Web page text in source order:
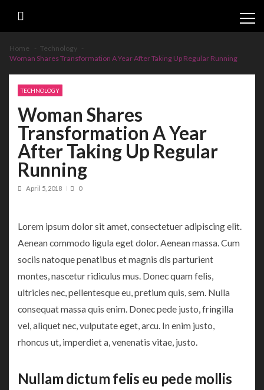
Home
Technology
Woman Shares Transformation A Year After Taking Up Regular Running
TECHNOLOGY
Woman Shares
Transformation A Year
After Taking Up Regular
Running
April 5, 2018 0
Lorem ipsum dolor sit amet, consectetuer adipiscing elit.
Aenean commodo ligula eget dolor. Aenean massa. Cum
sociis natoque penatibus et magnis dis parturient
montes, nascetur ridiculus mus. Donec quam felis,
ultricies nec, pellentesque eu, pretium quis, sem. Nulla
consequat massa quis enim. Donec pede justo, fringilla
vel, aliquet nec, vulputate eget, arcu. In enim justo,
rhoncus ut, imperdiet a, venenatis vitae, justo.
Nullam dictum felis eu pede mollis